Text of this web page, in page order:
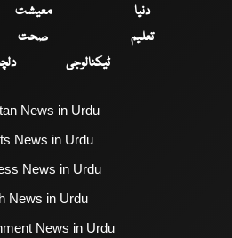
دنیا
معیشت
تعلیم
صحت
ٹیکنالوجی
News in Urdu
News in Urdu
News in Urdu
News in Urdu
News in Urdu